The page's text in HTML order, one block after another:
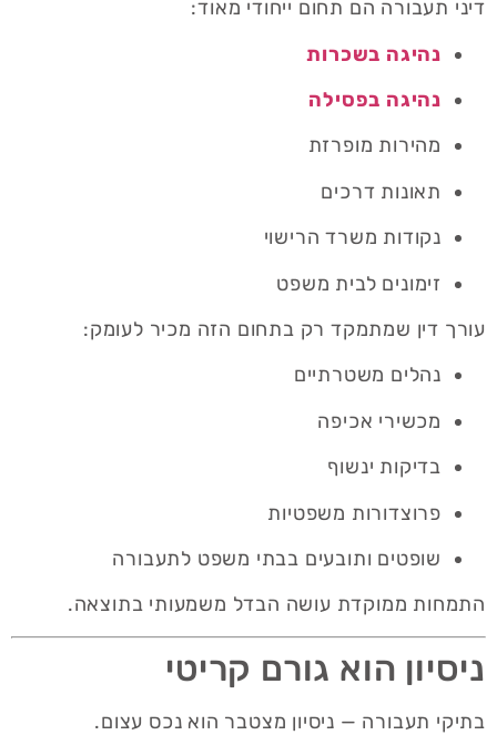
דיני תעבורה הם תחום ייחודי מאוד:
נהיגה בשכרות
נהיגה בפסילה
מהירות מופרזת
תאונות דרכים
נקודות משרד הרישוי
זימונים לבית משפט
עורך דין שמתמקד רק בתחום הזה מכיר לעומק:
נהלים משטרתיים
מכשירי אכיפה
בדיקות ינשוף
פרוצדורות משפטיות
שופטים ותובעים בבתי משפט לתעבורה
התמחות ממוקדת עושה הבדל משמעותי בתוצאה.
ניסיון הוא גורם קריטי
בתיקי תעבורה — ניסיון מצטבר הוא נכס עצום.